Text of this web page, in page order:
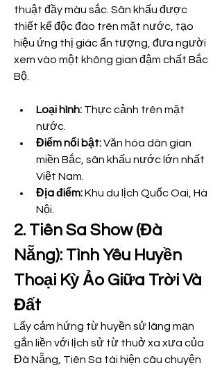
thuật đầy màu sắc. Sân khấu được
thiết kế độc đáo trên mặt nước, tạo
hiệu ứng thị giác ấn tượng, đưa người
xem vào một không gian đậm chất Bắc
Bộ.
Loại hình: Thực cảnh trên mặt
nước.
Điểm nổi bật: Văn hóa dân gian
miền Bắc, sân khấu nước lớn nhất
Việt Nam.
Địa điểm: Khu du lịch Quốc Oai, Hà
Nội.
2. Tiên Sa Show (Đà
Nẵng): Tình Yêu Huyền
Thoại Kỳ Ảo Giữa Trời Và
Đất
Lấy cảm hứng từ huyền sử lãng mạn
gắn liền với lịch sử từ thuở xa xưa của
Đà Nẵng, Tiên Sa tái hiện câu chuyện